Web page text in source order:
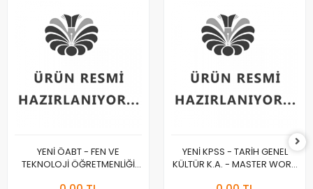
YENİ ÖABT - FEN VE
TEKNOLOJİ ÖĞRETMENLİĞİ
YENİ KPSS - TARİH GENEL
KÜLTÜR K.A. - MASTER WORK